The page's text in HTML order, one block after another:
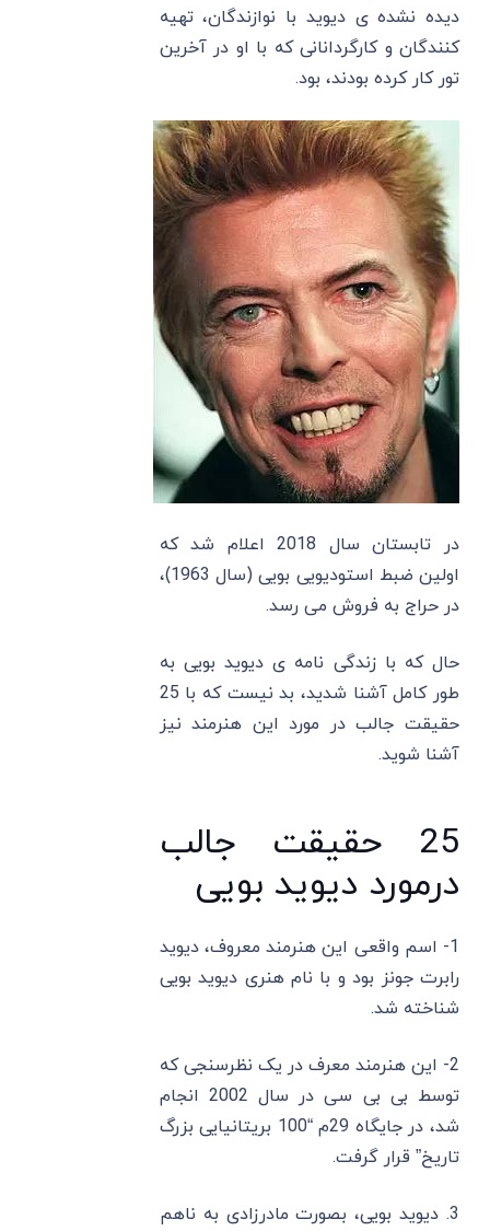
دیده نشده ی دیوید با نوازندگان، تهیه
کنندگان و کارگردانانی که با او در آخرین
تور کار کرده بودند، بود.
در تابستان سال 2018 اعلام شد که
اولین ضبط استودیویی بویی (سال 1963)،
در حراج به فروش می رسد.
حال که با زندگی نامه ی دیوید بویی به
طور کامل آشنا شدید، بد نیست که با 25
حقیقت جالب در مورد این هنرمند نیز
آشنا شوید.
25 حقیقت جالب
درمورد دیوید بویی
1- اسم واقعی این هنرمند معروف، دیوید
رابرت جونز بود و با نام هنری دیوید بویی
شناخته شد.
2- این هنرمند معرف در یک نظرسنجی که
توسط بی بی سی در سال 2002 انجام
شد، در جایگاه 29م “100 بریتانیایی بزرگ
تاریخ” قرار گرفت.
3. دیوید بویی، بصورت مادرزادی به ناهم‌